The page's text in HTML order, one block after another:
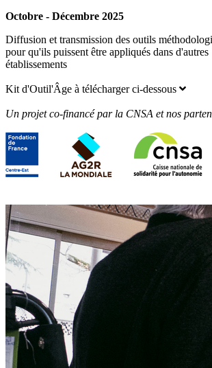
Octobre - Décembre 2025
Diffusion et transmission des outils
pour qu'ils puissent être appliqués dans d'autres
établissements
Kit d'Outil'Âge à télécharger ci-dessous
Un projet co-financé par la CNSA et nos